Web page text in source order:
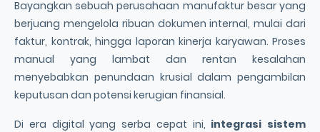
Bayangkan sebuah perusahaan manufaktur besar yang
berjuang mengelola ribuan dokumen internal, mulai dari
faktur, kontrak, hingga laporan kinerja karyawan. Proses
manual yang lambat dan rentan kesalahan
menyebabkan penundaan krusial dalam pengambilan
keputusan dan potensi kerugian finansial.
Di era digital yang serba cepat ini, integrasi sistem